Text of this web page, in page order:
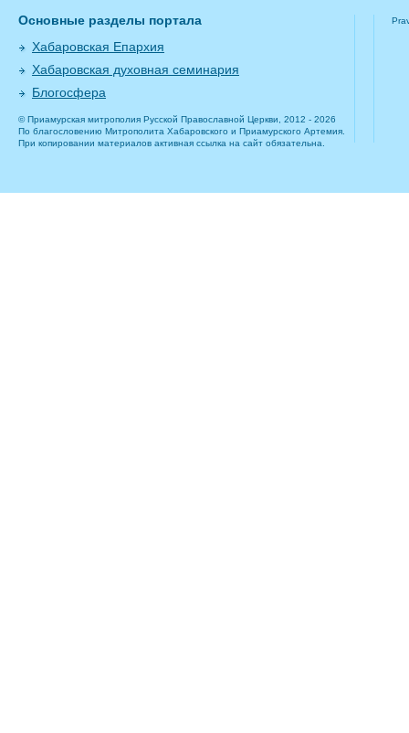
Основные разделы портала
Хабаровская Епархия
Хабаровская духовная семинария
Блогосфера
© Приамурская митрополия Русской Православной Церкви, 2012 - 2026
По благословению Митрополита Хабаровского и Приамурского Артемия.
При копировании материалов активная ссылка на сайт обязательна.